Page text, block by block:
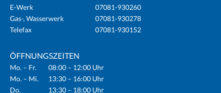
E-Werk
07081-930260
Gas-, Wasserwerk
07081-930278
Telefax
07081-930152
ÖFFNUNGSZEITEN
Mo. – Fr.
08:00 – 12:00 Uhr
Mo. – Mi.
13:30 – 16:00 Uhr
Do.
13:30 – 18:00 Uhr